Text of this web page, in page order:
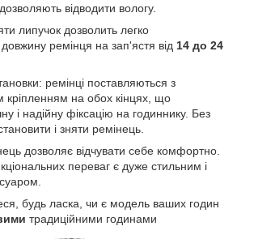
відводити вологу.
липучок дозволить легко
ремінця на зап'ястя від 14 до 24
ремінці поставляються з
кріпленням на обох кінцях, що
і надійну фіксацію на годиннику. Без
і зняти ремінець.
дозволяє відчувати себе комфортно.
переваг є дуже стильним і
будь ласка, чи є модель ваших годин
традиційними годинами